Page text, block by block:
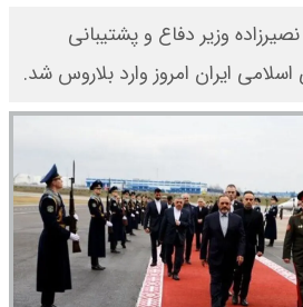
وزیر دفاع و پشتیبانی
ایران امروز وارد بلاروس شد.